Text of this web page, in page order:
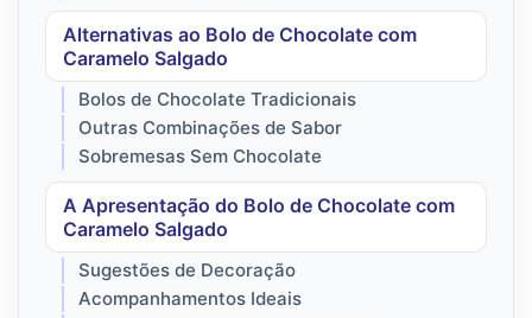
Alternativas ao Bolo de Chocolate com
Caramelo Salgado
Bolos de Chocolate Tradicionais
Outras Combinações de Sabor
Sobremesas Sem Chocolate
A Apresentação do Bolo de Chocolate com
Caramelo Salgado
Sugestões de Decoração
Acompanhamentos Ideais